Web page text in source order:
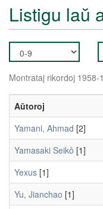
Listigu laŭ
Montrataj rikordoj 1958-
Aŭtoroj
Yamani, Ahmad [2]
Yamasaki Seikô [1]
Yexus [1]
Yu, Jianchao [1]